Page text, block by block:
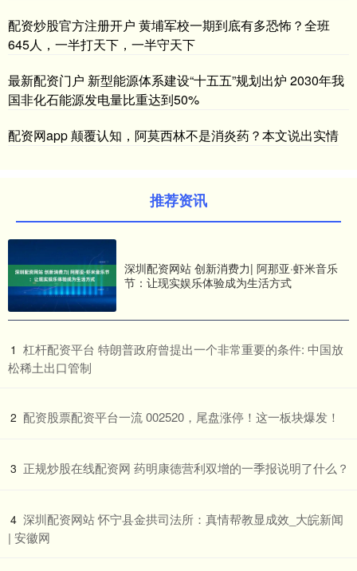
配资炒股官方注册开户 黄埔军校一期到底有多恐怖？全班
645人，一半打天下，一半守天下
最新配资门户 新型能源体系建设“十五五”规划出炉 2030年我
国非化石能源发电量比重达到50%
配资网app 颠覆认知，阿莫西林不是消炎药？本文说出实情
推荐资讯
深圳配资网站 创新消费力| 阿那亚·虾米音乐
节：让现实娱乐体验成为生活方式
1 ​杠杆配资平台 特朗普政府曾提出一个非常重要的条件: 中国放
松稀土出口管制
2 ​配资股票配资平台一流 002520，尾盘涨停！这一板块爆发！
3 ​正规炒股在线配资网 药明康德营利双增的一季报说明了什么？
4 ​深圳配资网站 怀宁县金拱司法所：真情帮教显成效_大皖新闻
| 安徽网